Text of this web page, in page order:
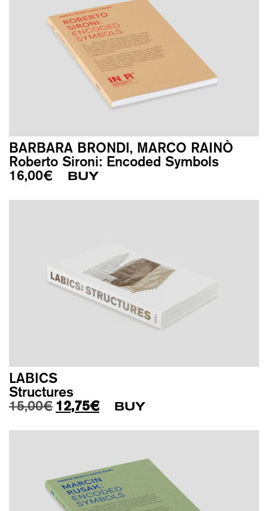
BARBARA BRONDI, MARCO RAINÒ
Roberto Sironi: Encoded Symbols
16,00€ BUY
LABICS
Structures
15,00€Original price was: 15,00€.
12,75€Current price is: 12,75€.
BUY